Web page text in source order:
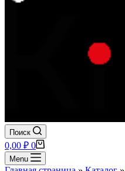
Поиск
Корзина
0,00 ₽ 0
Menu